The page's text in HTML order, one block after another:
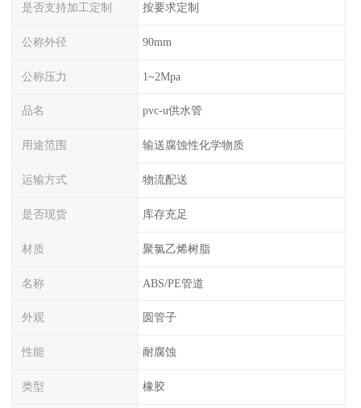
是否支持加工定制 按要求定制
公称外径 90mm
公称压力 1~2Mpa
品名 pvc-u供水管
用途范围 输送腐蚀性化学物质
运输方式 物流配送
是否现货 库存充足
材质 聚氯乙烯树脂
名称 ABS/PE管道
外观 圆管子
性能 耐腐蚀
类型 橡胶